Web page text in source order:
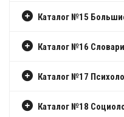
Каталог №15
Каталог №16
Каталог №17
Каталог №18